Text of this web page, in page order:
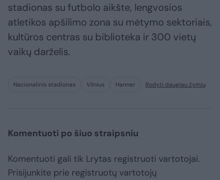
stadionas su futbolo aikšte, lengvosios
atletikos apšilimo zona su mėtymo sektoriais,
kultūros centras su biblioteka ir 300 vietų
vaikų darželis.
Nacionalinis stadionas Vilnius Hanner Rodyti daugiau žymių
Komentuoti po šiuo straipsniu
Komentuoti gali tik Lrytas registruoti vartotojai.
Prisijunkite prie registruotų vartotojų